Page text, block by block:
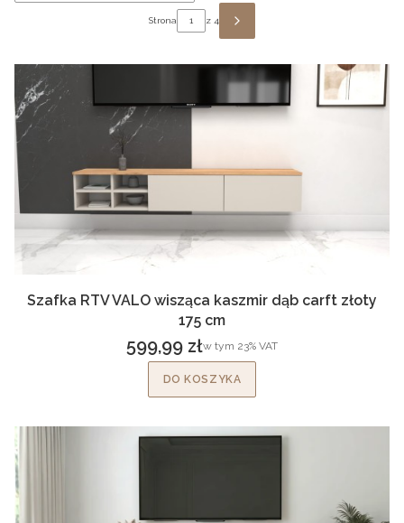
Strona z 4
Szafka RTV VALO wisząca kaszmir dąb carft złoty
175 cm
Cena brutto
599,99 złw tym %s VAT
w tym 23% VAT
DO KOSZYKA